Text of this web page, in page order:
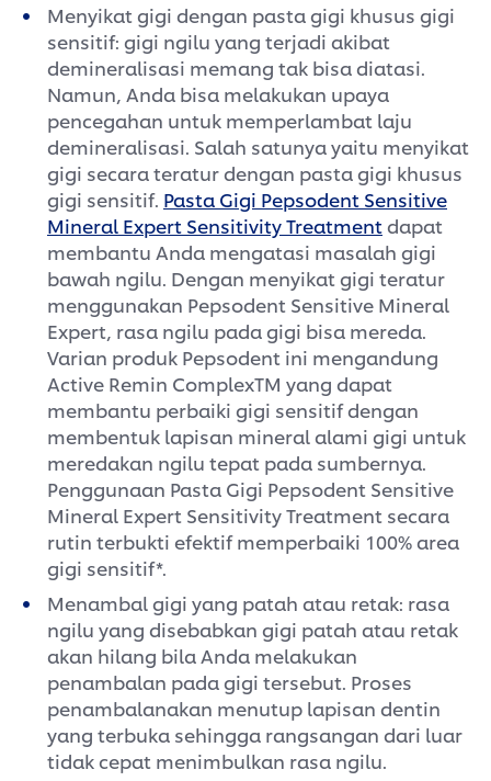
Menyikat gigi dengan pasta gigi khusus gigi
sensitif: gigi ngilu yang terjadi akibat
demineralisasi memang tak bisa diatasi.
Namun, Anda bisa melakukan upaya
pencegahan untuk memperlambat laju
demineralisasi. Salah satunya yaitu menyikat
gigi secara teratur dengan pasta gigi khusus
gigi sensitif. Pasta Gigi Pepsodent Sensitive
Mineral Expert Sensitivity Treatmentdapat
membantu Anda mengatasi masalah gigi
bawah ngilu. Dengan menyikat gigi teratur
menggunakan Pepsodent Sensitive Mineral
Expert, rasa ngilu pada gigi bisa mereda.
Varian produk Pepsodent ini mengandung
Active Remin ComplexTM yang dapat
membantu perbaiki gigi sensitif dengan
membentuk lapisan mineral alami gigi untuk
meredakan ngilu tepat pada sumbernya.
Penggunaan Pasta Gigi Pepsodent Sensitive
Mineral Expert Sensitivity Treatment secara
rutin terbukti efektif memperbaiki 100% area
gigi sensitif*.
Menambal gigi yang patah atau retak: rasa
ngilu yang disebabkan gigi patah atau retak
akan hilang bila Anda melakukan
penambalan pada gigi tersebut. Proses
penambalanakan menutup lapisan dentin
yang terbuka sehingga rangsangan dari luar
tidak cepat menimbulkan rasa ngilu.